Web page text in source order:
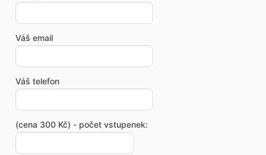
Váš email
Váš telefon
(cena 300 Kč) - počet vstupenek: